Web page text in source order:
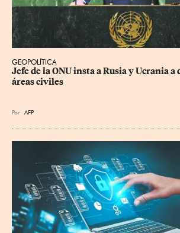
GEOPOLÍTICA
Jefe de la ONU insta a Rusia y Ucrania a
áreas civiles
Por AFP